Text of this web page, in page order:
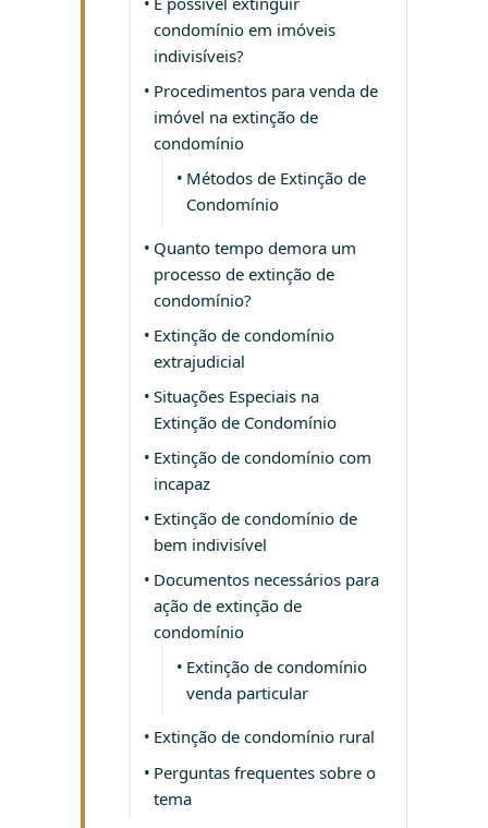
condomínio em imóveis
indivisíveis?
Procedimentos para venda de
imóvel na extinção de
condomínio
Métodos de Extinção de
Condomínio
Quanto tempo demora um
processo de extinção de
condomínio?
Extinção de condomínio
extrajudicial
Situações Especiais na
Extinção de Condomínio
Extinção de condomínio com
incapaz
Extinção de condomínio de
bem indivisível
Documentos necessários para
ação de extinção de
condomínio
Extinção de condomínio
venda particular
Extinção de condomínio rural
Perguntas frequentes sobre o
tema